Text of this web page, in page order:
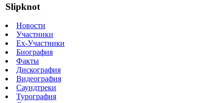
Slipknot
Новости
Участники
Ex-Участники
Биография
Факты
Дискография
Видеография
Саундтреки
Турография